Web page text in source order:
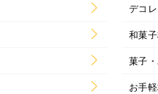
デコ
和菓
菓子
お手